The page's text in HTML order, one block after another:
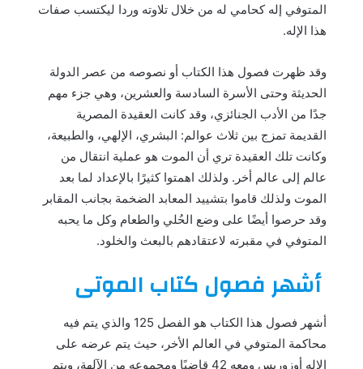
المتوفي إله كحامي له من خلال تلاوته وردا ليكتسب صفات
هذا الإله.
وقد ظهرت فصول هذا الكتاب أو نصوصه من عصر الدولة
الحديثة وحتى الأسرة السادسة والعشرين، وهي جزء مهم
جدًا من الأدب الجنائزي، وقد كانت العقيدة المصرية
القديمة تمزج بين ثلاث عوالم: البشري، الإلهي، والطبيعة،
وكانت تلك العقيدة تري أن الموت هو عملية انتقال من
عالم إلى عالم أخر. ولذلك اهمتوا كثيرًا بالإعداد لما بعد
الموت ولذلك قاموا بتشييد المعابد الضخمة بجانب المقابر
وقد حرصوا أيضًا على وضع الحُلي والطعام وكل ما يحبه
المتوفي في مقبرته لاعتقادهم بالبعث والخلود.
أشهر فصول كتاب الموتى
أشهر فصول هذا الكتاب هو الفصل 125 والذي يتم فيه
محاكمة المتوفي في العالم الأخر، حيث يتم عرضه على
الإله أوزوريس ومعه 42 قاضيًا ومجموعه من الآلهة، ويتم